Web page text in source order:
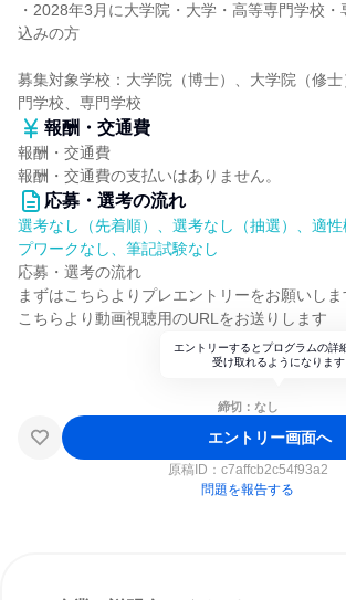
・2028年3月に大学院・大学・高等専門学校・
込みの方
募集対象学校：大学院（博士）、大学院（修
門学校、専門学校
報酬・交通費
報酬・交通費
報酬・交通費の支払いはありません。
応募・選考の流れ
選考なし（先着順）、選考なし（抽選）、適
プワークなし、筆記試験なし
応募・選考の流れ
まずはこちらよりプレエントリーをお願いしま
こちらより動画視聴用のURLをお送りします
エントリーするとプログラムの詳
受け取れるようになります
締切：なし
エントリー画面へ
原稿ID： c7affcb2c54f93a2
問題を報告する